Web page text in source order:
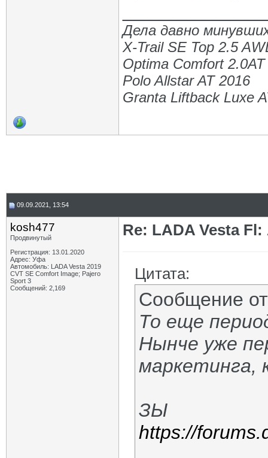
Дела давно
X-Trail SE Top 2.5
Optima Comfort
Polo Allstar AT 2016
Granta Liftback Luxe
09.09.2021, 13:54
kosh477
Продвинутый
Регистрация: 13.01.2020
Адрес: Уфа
Автомобиль: LADA Vesta 2019
CVT SE Comfort Image; Pajero
Sport 3
Сообщений: 2,169
Re: LADA Vesta
Цитата:
Сообщение
То еще
Нынче уже
маркетинга,
ЗЫ
https://